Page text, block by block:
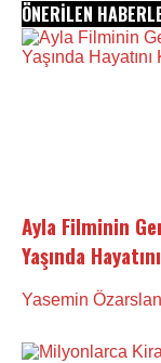
ÖNERİLEN
Ayla Filminin
Yaşında
Yasemin Özarslan